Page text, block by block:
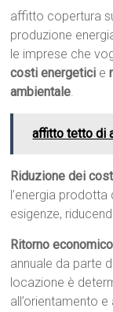
affitto copertura
produzione
le imprese che
costi energetici e
ambientale.
affitto tetto di
Riduzione dei
l’energia
esigenze,
Ritorno economico
annuale da parte
locazione è
all’orientamento